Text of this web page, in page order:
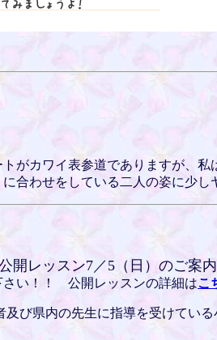
がカワイ表参道でありますが、
合わせをしている二人の姿に少
開レッスン7／5（日）のご案内
さい！！ 公開レッスンの詳細はこ
び県内の先生に指導を受けてい